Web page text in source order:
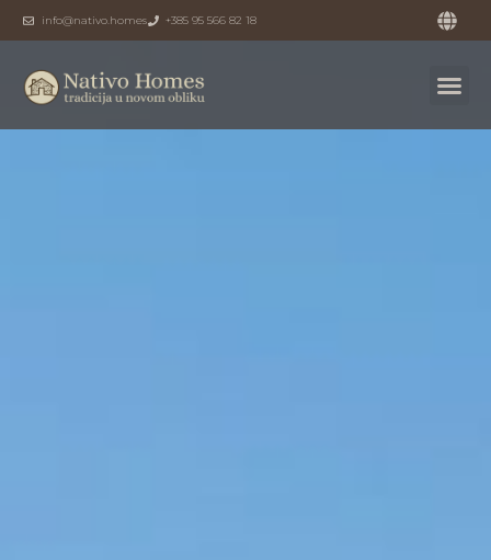
info@nativo.homes +385 95 566 82 18